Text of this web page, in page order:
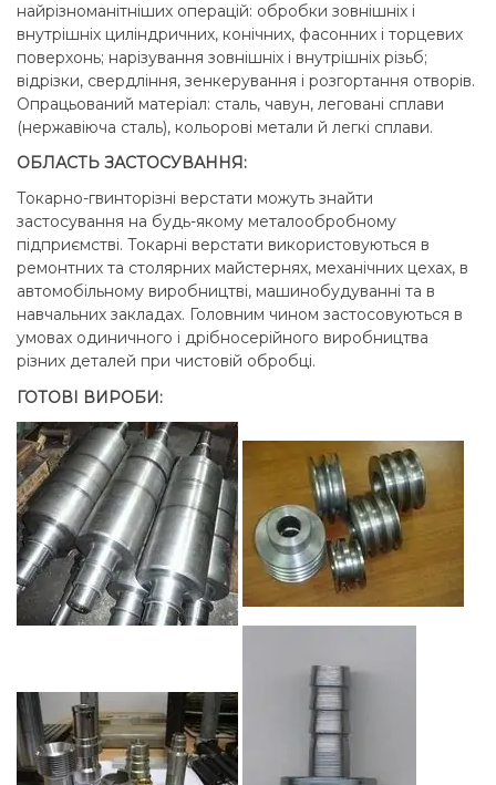
найрізноманітніших операцій: обробки зовнішніх і
внутрішніх циліндричних, конічних, фасонних і торцевих
поверхонь; нарізування зовнішніх і внутрішніх різьб;
відрізки, свердління, зенкерування і розгортання отворів.
Опрацьований матеріал: сталь, чавун, леговані сплави
(нержавіюча сталь), кольорові метали й легкі сплави.
ОБЛАСТЬ ЗАСТОСУВАННЯ:
Токарно-гвинторізні верстати можуть знайти
застосування на будь-якому металообробному
підприємстві. Токарні верстати використовуються в
ремонтних та столярних майстернях, механічних цехах, в
автомобільному виробництві, машинобудуванні та в
навчальних закладах. Головним чином застосовуються в
умовах одиничного і дрібносерійного виробництва
різних деталей при чистовій обробці.
ГОТОВІ ВИРОБИ: